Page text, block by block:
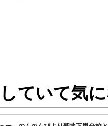
ていて気